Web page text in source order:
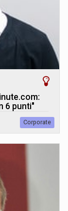
6 punti"
Corporate